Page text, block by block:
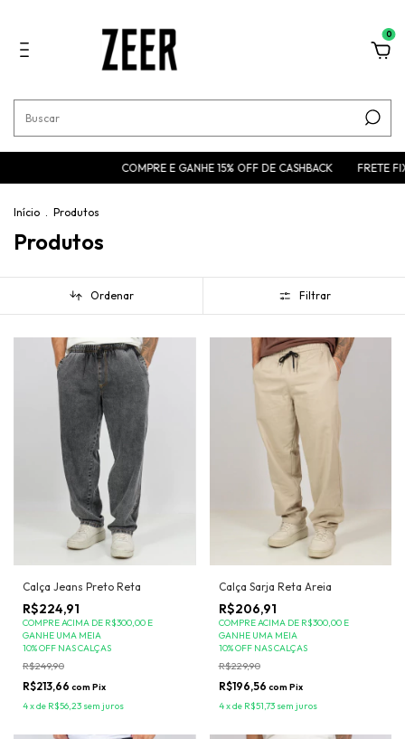
0
COMPRE E GANHE 15% OFF DE CASHBACK FRETE FIXO DE 15,90
Início . Produtos
Produtos
Ordenar Filtrar
Calça Jeans Preto Reta
R$224,91
COMPRE ACIMA DE R$300,00 E
GANHE UMA MEIA
10% OFF NAS CALÇAS
R$249,90
R$213,66 com Pix
4xde R$56,23 sem juros
Calça Sarja Reta Areia
R$206,91
COMPRE ACIMA DE R$300,00 E
GANHE UMA MEIA
10% OFF NAS CALÇAS
R$229,90
R$196,56 com Pix
4xde R$51,73 sem juros